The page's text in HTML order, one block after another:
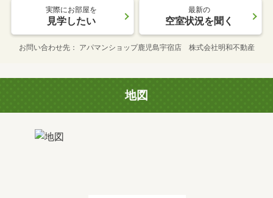
実際にお部屋を
見学したい
最新の
空室状況を聞く
お問い合わせ先 アパマンショップ鹿児島宇宿店 株式会社明和不動産
地図